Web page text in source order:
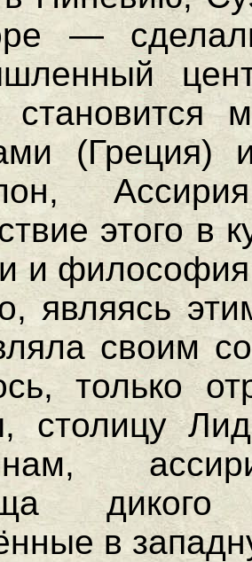
—
становится
(Греция)
этого в
и философия
являясь
своим
только
столицу
дикого
в